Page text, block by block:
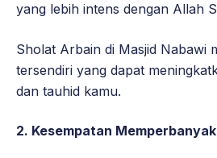
yang lebih intens dengan Allah
Sholat Arbain di Masjid Nabawi
tersendiri yang dapat
dan tauhid kamu.
2. Kesempatan